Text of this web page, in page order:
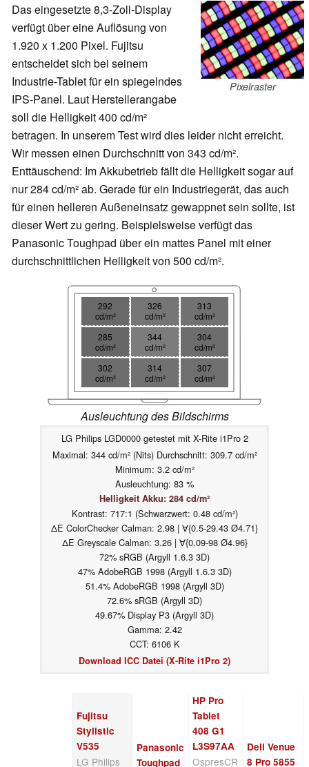
Pixelraster
Das eingesetzte 8,3-Zoll-Display
verfügt über eine Auflösung von
1.920 x 1.200 Pixel. Fujitsu
entscheidet sich bei seinem
Industrie-Tablet für ein spiegelndes
IPS-Panel. Laut Herstellerangabe
soll die Helligkeit 400 cd/m²
betragen. In unserem Test wird dies leider nicht erreicht.
Wir messen einen Durchschnitt von 343 cd/m².
Enttäuschend: Im Akkubetrieb fällt die Helligkeit sogar auf
nur 284 cd/m² ab. Gerade für ein Industriegerät, das auch
für einen helleren Außeneinsatz gewappnet sein sollte, ist
dieser Wert zu gering. Beispielsweise verfügt das
Panasonic Toughpad über ein mattes Panel mit einer
durchschnittlichen Helligkeit von 500 cd/m².
292
cd/m²
326
cd/m²
313
cd/m²
285
cd/m²
344
cd/m²
304
cd/m²
302
cd/m²
314
cd/m²
307
cd/m²
Ausleuchtung des Bildschirms
LG Philips LGD0000 getestet mit X-Rite i1Pro 2
Maximal: 344 cd/m² (Nits) Durchschnitt: 309.7 cd/m²
Minimum: 3.2 cd/m²
Ausleuchtung: 83 %
Helligkeit Akku: 284 cd/m²
Kontrast: 717:1 (Schwarzwert: 0.48 cd/m²)
ΔE ColorChecker Calman: 2.98 | ∀{0.5-29.43 Ø4.71}
ΔE Greyscale Calman: 3.26 | ∀{0.09-98 Ø4.96}
72% sRGB (Argyll 1.6.3 3D)
47% AdobeRGB 1998 (Argyll 1.6.3 3D)
51.4% AdobeRGB 1998 (Argyll 3D)
72.6% sRGB (Argyll 3D)
49.67% Display P3 (Argyll 3D)
Gamma: 2.42
CCT: 6106 K
Download ICC Datei (X-Rite i1Pro 2)
Fujitsu
Stylistic
V535
LG Philips
Panasonic
Toughpad
HP Pro
Tablet
408 G1
L3S97AA
OspresCR
Dell Venue
8 Pro 5855